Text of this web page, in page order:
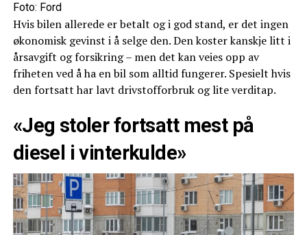
Foto: Ford
Hvis bilen allerede er betalt og i god stand, er det ingen
økonomisk gevinst i å selge den. Den koster kanskje litt i
årsavgift og forsikring – men det kan veies opp av
friheten ved å ha en bil som alltid fungerer. Spesielt hvis
den fortsatt har lavt drivstofforbruk og lite verditap.
«Jeg stoler fortsatt mest på
diesel i vinterkulde»